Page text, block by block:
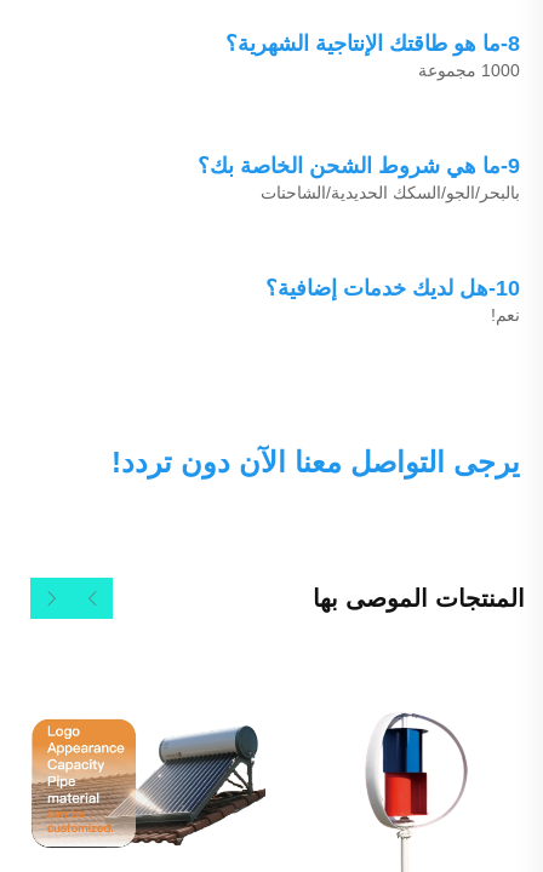
8-ما هو طاقتك الإنتاجية الشهرية؟
1000 مجموعة
9-ما هي شروط الشحن الخاصة بك؟
بالبحر/الجو/السكك الحديدية/الشاحنات
10-هل لديك خدمات إضافية؟
نعم!
يرجى التواصل معنا الآن دون تردد!
المنتجات الموصى بها